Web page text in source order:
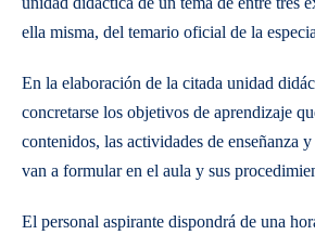
ella misma, del temario oficial de la
En la elaboración de la citada unidad
concretarse los objetivos de aprendizaje
contenidos, las actividades de enseñanza
van a formular en el aula y sus
El personal aspirante dispondrá de una